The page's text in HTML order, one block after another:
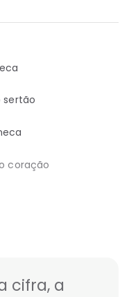
sertão
coração
cifra, a